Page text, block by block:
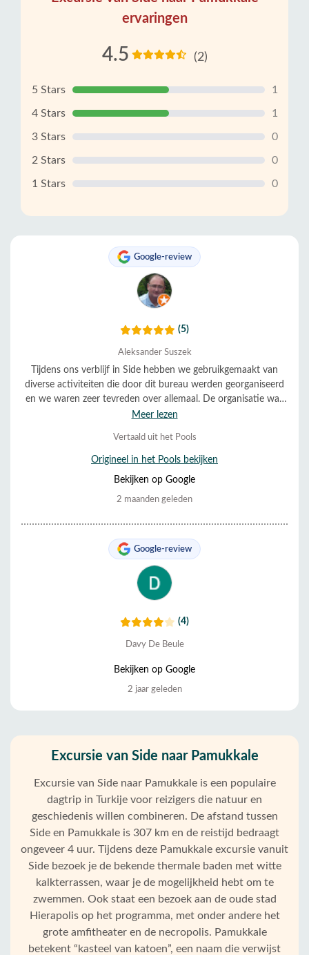
ervaringen
4.5 (2)
5 Stars 1
4 Stars 1
3 Stars 0
2 Stars 0
1 Stars 0
Google-review
(5)
Aleksander Suszek
Tijdens ons verblijf in Side hebben we gebruikgemaakt van
diverse activiteiten die door dit bureau werden georganiseerd
en we waren zeer tevreden over allemaal. De organisatie was
uitstekend en de service was erg behulpzaam en vriendelijk.
harte aan.
Meer lezen
Vertaald uit het Pools
Origineel in het Pools bekijken
Bekijken op Google
2 maanden geleden
Google-review
(4)
Davy De Beule
Bekijken op Google
2 jaar geleden
Excursie van Side naar Pamukkale
Excursie van Side naar Pamukkale is een populaire
dagtrip in Turkije voor reizigers die natuur en
geschiedenis willen combineren. De afstand tussen
Side en Pamukkale is 307 km en de reistijd bedraagt
ongeveer 4 uur. Tijdens deze Pamukkale excursie vanuit
Side bezoek je de bekende thermale baden met witte
kalkterrassen, waar je de mogelijkheid hebt om te
zwemmen. Ook staat een bezoek aan de oude stad
Hierapolis op het programma, met onder andere het
grote amfitheater en de necropolis. Pamukkale
betekent “kasteel van katoen”, een naam die verwijst